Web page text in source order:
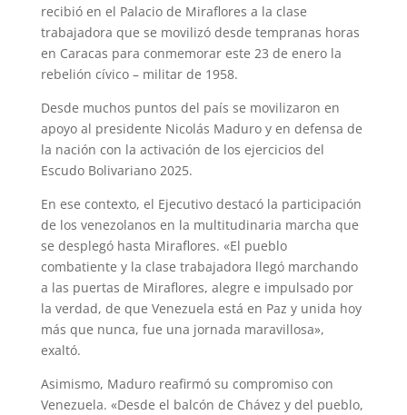
recibió en el Palacio de Miraflores a la clase
trabajadora que se movilizó desde tempranas horas
en Caracas para conmemorar este 23 de enero la
rebelión cívico – militar de 1958.
Desde muchos puntos del país se movilizaron en
apoyo al presidente Nicolás Maduro y en defensa de
la nación con la activación de los ejercicios del
Escudo Bolivariano 2025.
En ese contexto, el Ejecutivo destacó la participación
de los venezolanos en la multitudinaria marcha que
se desplegó hasta Miraflores. «El pueblo
combatiente y la clase trabajadora llegó marchando
a las puertas de Miraflores, alegre e impulsado por
la verdad, de que Venezuela está en Paz y unida hoy
más que nunca, fue una jornada maravillosa»,
exaltó.
Asimismo, Maduro reafirmó su compromiso con
Venezuela. «Desde el balcón de Chávez y del pueblo,